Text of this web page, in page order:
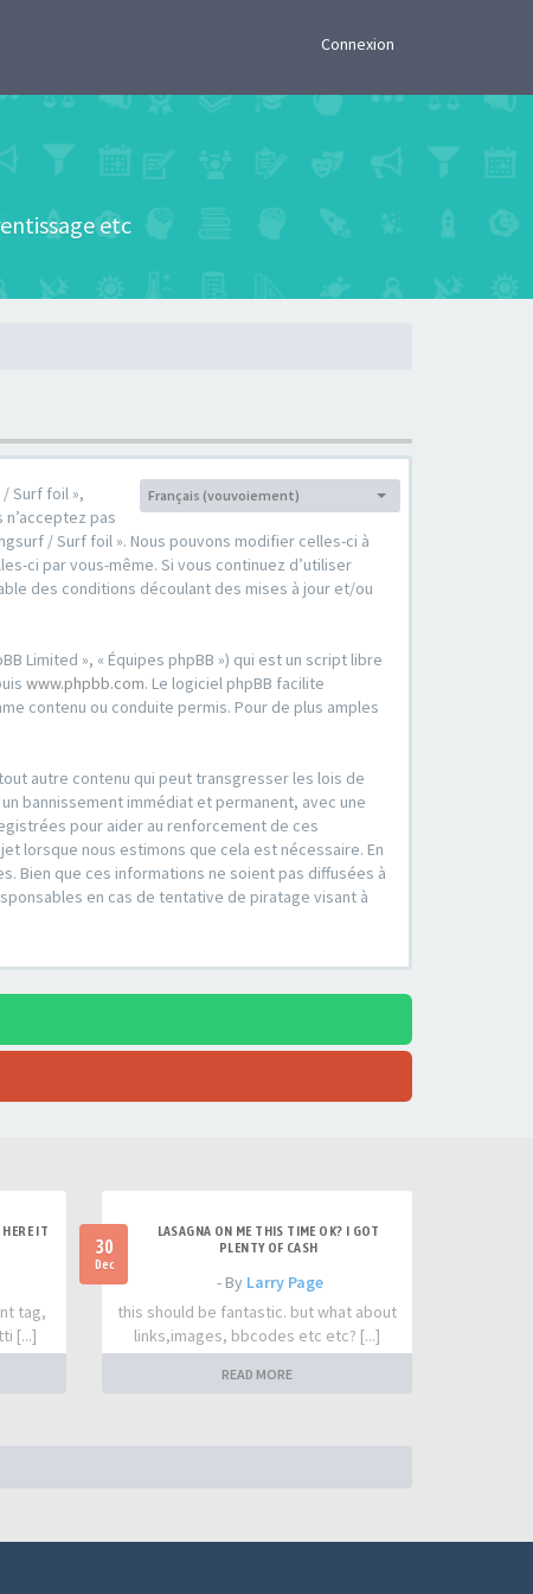
Connexion
etc
Langue :
Français (vouvoiement)
Surf foil »,
pas
/ Surf foil ». Nous pouvons modifier celles-ci à
ci par vous-même. Si vous continuez d’utiliser
des conditions découlant des mises à jour et/ou
Limited », « Équipes phpBB ») qui est un script libre
www.phpbb.com. Le logiciel phpBB facilite
contenu ou conduite permis. Pour de plus amples
autre contenu qui peut transgresser les lois de
bannissement immédiat et permanent, avec une
pour aider au renforcement de ces
lorsque nous estimons que cela est nécessaire. En
Bien que ces informations ne soient pas diffusées à
en cas de tentative de piratage visant à
IT
tag,
[...]
30
Dec
LASAGNA ON ME THIS TIME OK? I GOT
PLENTY OF CASH
- By Larry Page
this should be fantastic. but what about
links,images, bbcodes etc etc? [...]
READ MORE